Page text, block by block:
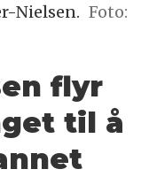
Nielsen. Foto:
flyr
til å